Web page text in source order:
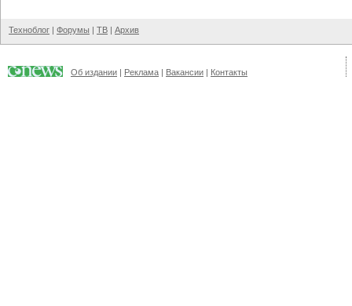
Техноблог | Форумы | ТВ | Архив
Об издании | Реклама | Вакансии | Контакты